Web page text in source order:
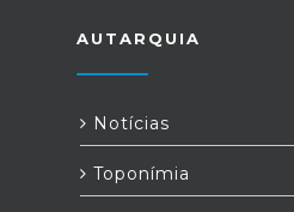
AUTARQUIA
Notícias
Toponímia